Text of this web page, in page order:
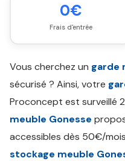
0€
Frais d'entrée
Vous cherchez un garde
sécurisé ? Ainsi, votre
Proconcept est surveillé
meuble Gonesse
accessibles dès 50€/
stockage meuble